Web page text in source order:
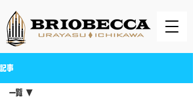
記事
一覧